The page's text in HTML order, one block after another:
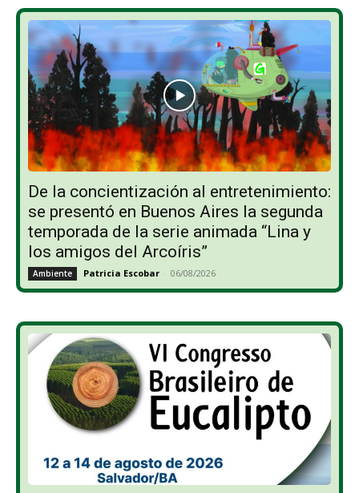
De la concientización al entretenimiento:
se presentó en Buenos Aires la segunda
temporada de la serie animada “Lina y
los amigos del Arcoíris”
Ambiente Patricia Escobar - 06/08/2026